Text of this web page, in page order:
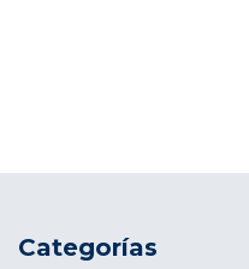
Categorías